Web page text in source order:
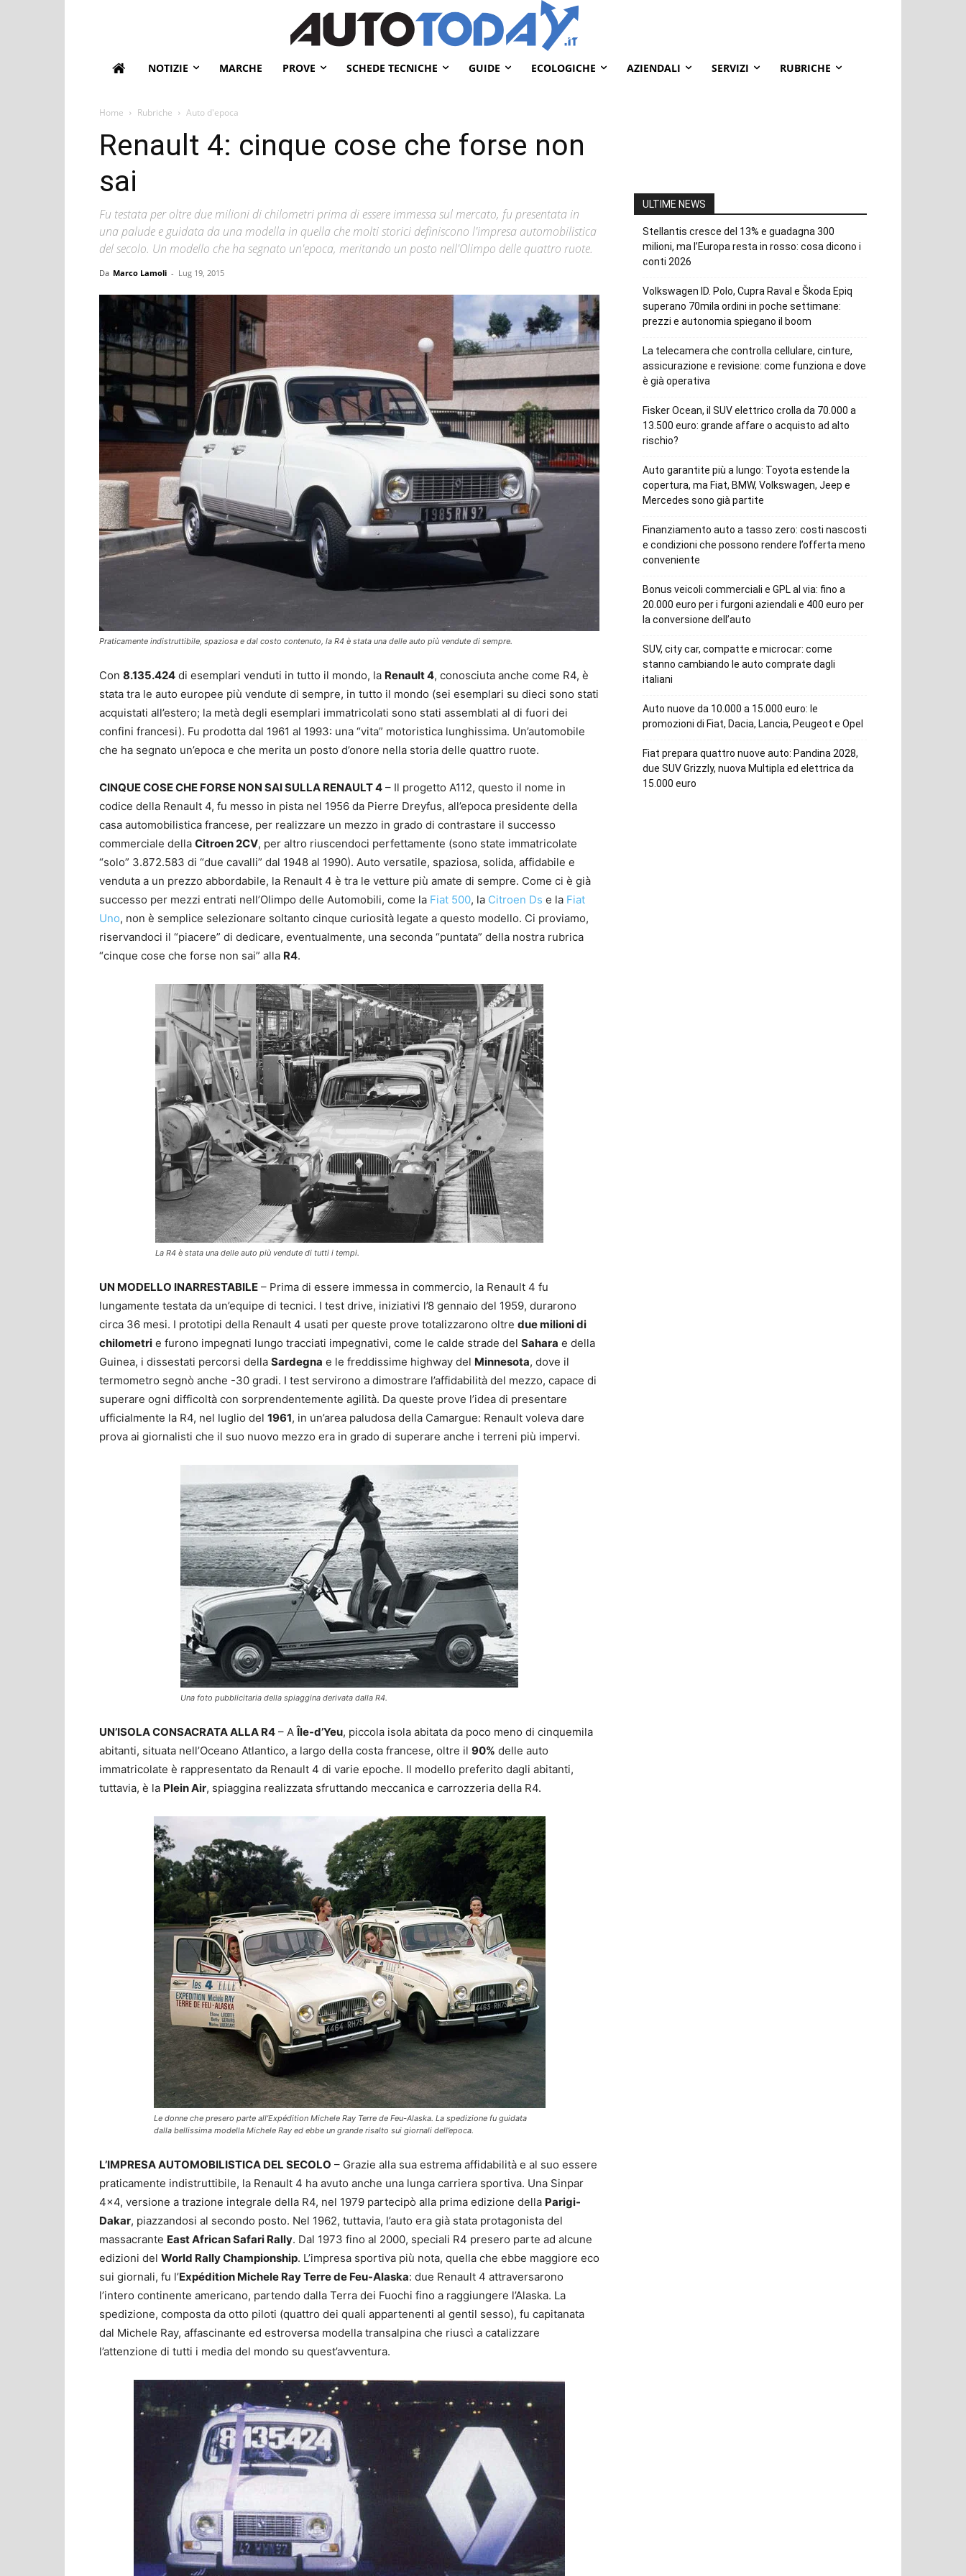
NOTIZIE MARCHE PROVE SCHEDE TECNICHE GUIDE ECOLOGICHE AZIENDALI SERVIZI RUBRICHE
Home Rubriche Auto d'epoca
Renault 4: cinque cose che forse non
sai
Fu testata per oltre due milioni di chilometri prima di essere immessa sul mercato, fu presentata in
una palude e guidata da una modella in quella che molti storici definiscono l'impresa automobilistica
del secolo. Un modello che ha segnato un'epoca, meritando un posto nell'Olimpo delle quattro ruote.
Da Marco Lamoli - Lug 19, 2015
Praticamente indistruttibile, spaziosa e dal costo contenuto, la R4 è stata una delle auto più vendute di sempre.
Con 8.135.424 di esemplari venduti in tutto il mondo, la Renault 4, conosciuta anche come R4, è
stata tra le auto europee più vendute di sempre, in tutto il mondo (sei esemplari su dieci sono stati
acquistati all’estero; la metà degli esemplari immatricolati sono stati assemblati al di fuori dei
confini francesi). Fu prodotta dal 1961 al 1993: una “vita” motoristica lunghissima. Un’automobile
che ha segnato un’epoca e che merita un posto d’onore nella storia delle quattro ruote.
CINQUE COSE CHE FORSE NON SAI SULLA RENAULT 4 – Il progetto A112, questo il nome in
codice della Renault 4, fu messo in pista nel 1956 da Pierre Dreyfus, all’epoca presidente della
casa automobilistica francese, per realizzare un mezzo in grado di contrastare il successo
commerciale della Citroen 2CV, per altro riuscendoci perfettamente (sono state immatricolate
“solo” 3.872.583 di “due cavalli” dal 1948 al 1990). Auto versatile, spaziosa, solida, affidabile e
venduta a un prezzo abbordabile, la Renault 4 è tra le vetture più amate di sempre. Come ci è già
successo per mezzi entrati nell’Olimpo delle Automobili, come la Fiat 500, la Citroen Ds e la Fiat
Uno, non è semplice selezionare soltanto cinque curiosità legate a questo modello. Ci proviamo,
riservandoci il “piacere” di dedicare, eventualmente, una seconda “puntata” della nostra rubrica
“cinque cose che forse non sai” alla R4.
La R4 è stata una delle auto più vendute di tutti i tempi.
UN MODELLO INARRESTABILE – Prima di essere immessa in commercio, la Renault 4 fu
lungamente testata da un’equipe di tecnici. I test drive, iniziativi l’8 gennaio del 1959, durarono
circa 36 mesi. I prototipi della Renault 4 usati per queste prove totalizzarono oltre due milioni di
chilometri e furono impegnati lungo tracciati impegnativi, come le calde strade del Sahara e della
Guinea, i dissestati percorsi della Sardegna e le freddissime highway del Minnesota, dove il
termometro segnò anche -30 gradi. I test servirono a dimostrare l’affidabilità del mezzo, capace di
superare ogni difficoltà con sorprendentemente agilità. Da queste prove l’idea di presentare
ufficialmente la R4, nel luglio del 1961, in un’area paludosa della Camargue: Renault voleva dare
prova ai giornalisti che il suo nuovo mezzo era in grado di superare anche i terreni più impervi.
Una foto pubblicitaria della spiaggina derivata dalla R4.
UN’ISOLA CONSACRATA ALLA R4 – AÎle-d’Yeu, piccola isola abitata da poco meno di cinquemila
abitanti, situata nell’Oceano Atlantico, a largo della costa francese, oltre il 90% delle auto
immatricolate è rappresentato da Renault 4 di varie epoche. Il modello preferito dagli abitanti,
tuttavia, è la Plein Air, spiaggina realizzata sfruttando meccanica e carrozzeria della R4.
Le donne che presero parte all’Expédition Michele Ray Terre de Feu-Alaska. La spedizione fu guidata
dalla bellissima modella Michele Ray ed ebbe un grande risalto sui giornali dell’epoca.
L’IMPRESA AUTOMOBILISTICA DEL SECOLO – Grazie alla sua estrema affidabilità e al suo essere
praticamente indistruttibile, la Renault 4 ha avuto anche una lunga carriera sportiva. Una Sinpar
4×4, versione a trazione integrale della R4, nel 1979 partecipò alla prima edizione della Parigi-
Dakar, piazzandosi al secondo posto. Nel 1962, tuttavia, l’auto era già stata protagonista del
massacrante East African Safari Rally. Dal 1973 fino al 2000, speciali R4 presero parte ad alcune
edizioni del World Rally Championship. L’impresa sportiva più nota, quella che ebbe maggiore eco
sui giornali, fu l’Expédition Michele Ray Terre de Feu-Alaska: due Renault 4 attraversarono
l’intero continente americano, partendo dalla Terra dei Fuochi fino a raggiungere l’Alaska. La
spedizione, composta da otto piloti (quattro dei quali appartenenti al gentil sesso), fu capitanata
dal Michele Ray, affascinante ed estroversa modella transalpina che riuscì a catalizzare
l’attenzione di tutti i media del mondo su quest’avventura.
ULTIME NEWS
Stellantis cresce del 13% e guadagna 300
milioni, ma l’Europa resta in rosso: cosa dicono i
conti 2026
Volkswagen ID. Polo, Cupra Raval e Škoda Epiq
superano 70mila ordini in poche settimane:
prezzi e autonomia spiegano il boom
La telecamera che controlla cellulare, cinture,
assicurazione e revisione: come funziona e dove
è già operativa
Fisker Ocean, il SUV elettrico crolla da 70.000 a
13.500 euro: grande affare o acquisto ad alto
rischio?
Auto garantite più a lungo: Toyota estende la
copertura, ma Fiat, BMW, Volkswagen, Jeep e
Mercedes sono già partite
Finanziamento auto a tasso zero: costi nascosti
e condizioni che possono rendere l’offerta meno
conveniente
Bonus veicoli commerciali e GPL al via: fino a
20.000 euro per i furgoni aziendali e 400 euro per
la conversione dell’auto
SUV, city car, compatte e microcar: come
stanno cambiando le auto comprate dagli
italiani
Auto nuove da 10.000 a 15.000 euro: le
promozioni di Fiat, Dacia, Lancia, Peugeot e Opel
Fiat prepara quattro nuove auto: Pandina 2028,
due SUV Grizzly, nuova Multipla ed elettrica da
15.000 euro